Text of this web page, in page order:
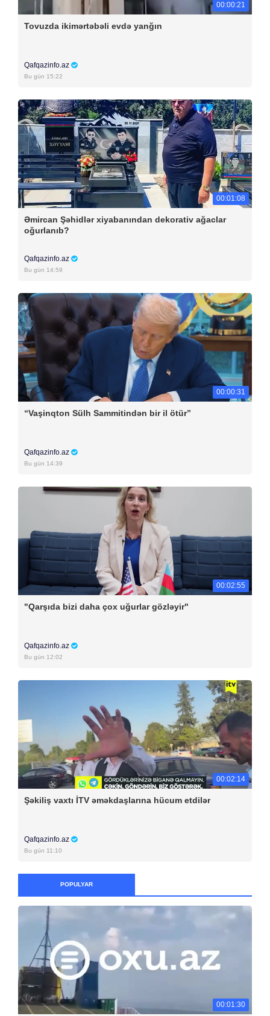
00:00:21
Tovuzda ikimərtəbəli evdə yanğın
Qafqazinfo.az
Bu gün 15:22
00:01:08
Əmircan Şəhidlər xiyabanından dekorativ ağaclar
oğurlanıb?
Qafqazinfo.az
Bu gün 14:59
00:00:31
“Vaşinqton Sülh Sammitindən bir il ötür”
Qafqazinfo.az
Bu gün 14:39
00:02:55
"Qarşıda bizi daha çox uğurlar gözləyir"
Qafqazinfo.az
Bu gün 12:02
00:02:14
Şəkiliş vaxtı İTV əməkdaşlarına hücum etdilər
Qafqazinfo.az
Bu gün 11:10
POPULYAR
00:01:30